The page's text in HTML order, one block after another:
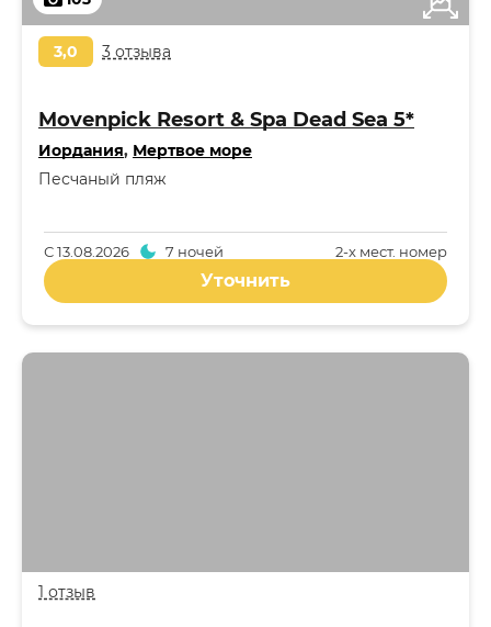
3,0 3 отзыва
Movenpick Resort & Spa Dead Sea 5*
Иордания, Мертвое море
Песчаный пляж
2-x мест. номер
С13.08.2026 7 ночей
Уточнить
1 отзыв